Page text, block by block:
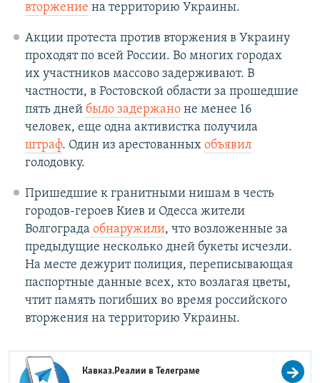
вторжение на территорию Украины.
Акции протеста против вторжения в Украину
проходят по всей России. Во многих городах
их участников массово задерживают. В
частности, в Ростовской области за прошедшие
пять дней было задержаноне менее 16
человек, еще одна активистка получила
штраф. Один из арестованных объявил
голодовку.
Пришедшие к гранитными нишам в честь
городов-героев Киев и Одесса жители
Волгограда обнаружили, что возложенные за
предыдущие несколько дней букеты исчезли.
На месте дежурит полиция, переписывающая
паспортные данные всех, кто возлагая цветы,
чтит память погибших во время российского
вторжения на территорию Украины.
Кавказ.Реалии вТелеграме